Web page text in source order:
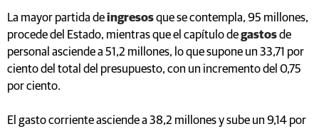
La mayor partida deingresosque se contempla, 95 millones,
procede del Estado, mientras que el capítulo degastosde
personal asciende a 51,2 millones, lo que supone un 33,71 por
ciento del total del presupuesto, con un incremento del 0,75
por ciento.
El gasto corriente asciende a 38,2 millones y sube un 9,14 por